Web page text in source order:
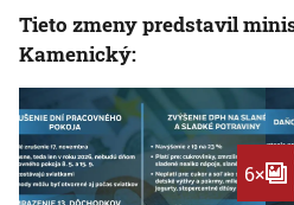
Tieto zmeny predstavil
Kamenický:
6×